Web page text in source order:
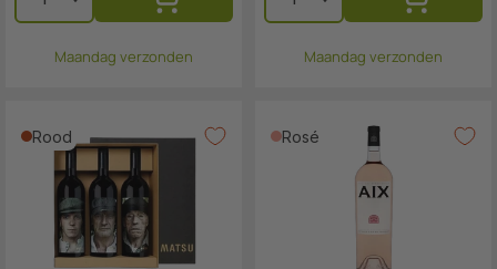
Maandag verzonden Maandag verzonden
Rood Rosé